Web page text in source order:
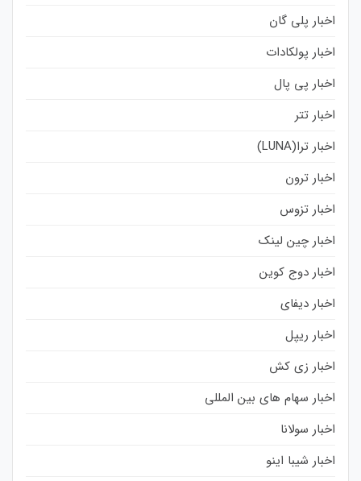
اخبار پلی گان
اخبار پولکادات
اخبار پی پال
اخبار تتر
اخبار ترا(LUNA)
اخبار ترون
اخبار تزوس
اخبار چین لینک
اخبار دوج کوین
اخبار دیفای
اخبار ریپل
اخبار زی کش
اخبار سهام های بین المللی
اخبار سولانا
اخبار شیبا اینو